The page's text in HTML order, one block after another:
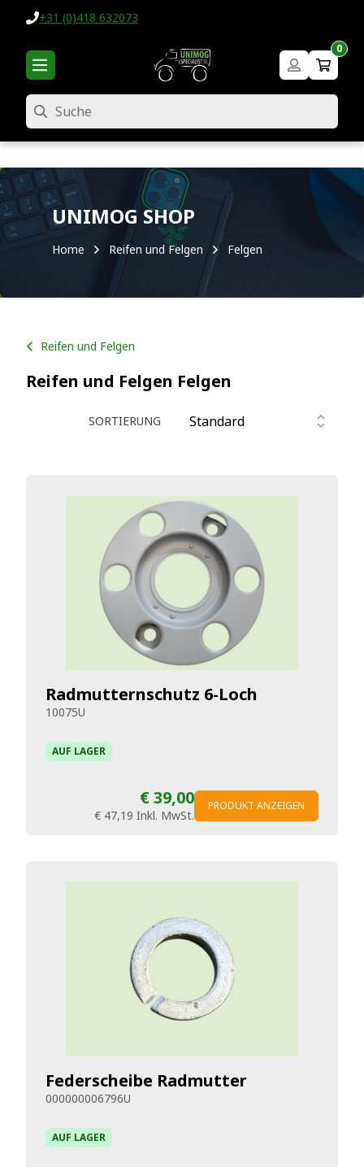
+31 (0)418 632073
0
Suche
UNIMOG SHOP
Home Reifen und Felgen Felgen
Reifen und Felgen
Reifen und Felgen Felgen
SORTIERUNG
Radmutternschutz 6-Loch
10075U
AUF LAGER
€ 39,00
€ 47,19 Inkl. MwSt.
PRODUKT ANZEIGEN
Federscheibe Radmutter
000000006796U
AUF LAGER